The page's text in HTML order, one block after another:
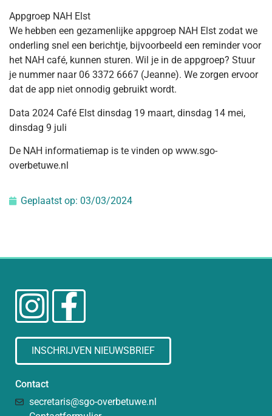
Appgroep NAH Elst
We hebben een gezamenlijke appgroep NAH Elst zodat we
onderling snel een berichtje, bijvoorbeeld een reminder voor
het NAH café, kunnen sturen. Wil je in de appgroep? Stuur
je nummer naar 06 3372 6667 (Jeanne). We zorgen ervoor
dat de app niet onnodig gebruikt wordt.
Data 2024 Café Elst dinsdag 19 maart, dinsdag 14 mei,
dinsdag 9 juli
De NAH informatiemap is te vinden op www.sgo-
overbetuwe.nl
Geplaatst op: 03/03/2024
INSCHRIJVEN NIEUWSBRIEF
Contact
secretaris@sgo-overbetuwe.nl